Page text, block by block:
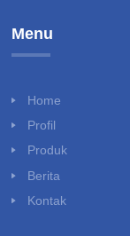
Menu
Home
Profil
Produk
Berita
Kontak